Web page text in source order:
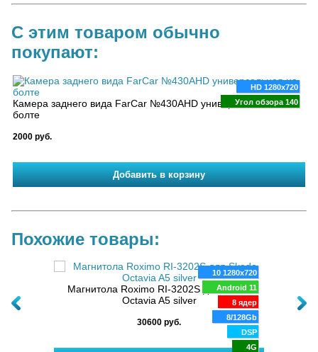
С этим товаром обычно
покупают:
HD 1280x720
Угол обзора 140
Камера заднего вида FarCar №430AHD универсальная на
болте
2000 руб.
Похожие товары:
TS20
10 1280x720
Android 11
8 ядер
8/128Gb
DSP
4G
Магнитола Roximo RI-3202S для Skoda
Octavia A5 silver
30600 руб.